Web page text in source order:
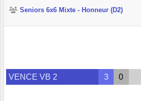
Seniors 6x6 Mixte - Honneur (D2)
VENCE VB 2 3 0